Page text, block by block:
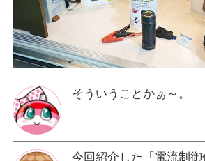
そういうことかぁ～。
今回紹介した「電流制